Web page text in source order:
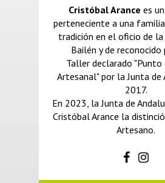
Cristóbal Arance es
perteneciente a una
tradición en el oficio de
Bailén y de reconocido
Taller declarado "Punto
Artesanal" por la Junta de
2017.
En 2023, la Junta de
Cristóbal Arance la
Artesano.